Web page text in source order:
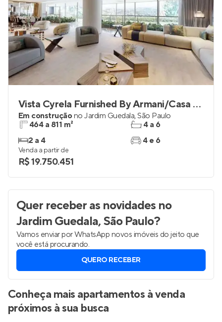
Vista Cyrela Furnished By Armani/Casa - Venezia
Em construçãono Jardim Guedala,São Paulo
464 a 811 m²
2 a 4
4 a 6
4 e 6
Venda a partir de
R$ 19.750.451
Quer receber as novidades no
Jardim Guedala, São Paulo?
Vamos enviar por WhatsApp novos imóveis do jeito que
você está procurando.
QUERO RECEBER
Conheça mais apartamentos à venda
próximos à sua busca